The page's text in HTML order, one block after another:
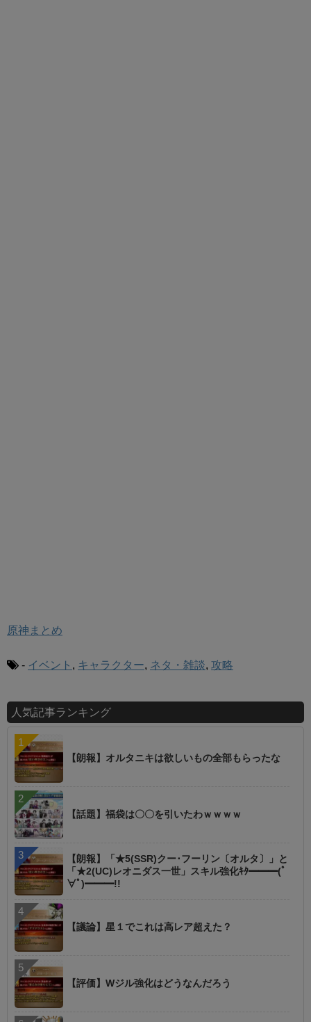
原神まとめ
- イベント , キャラクター, ネタ・雑談, 攻略
人気記事ランキング
【朗報】オルタニキは欲しいもの全部もらったな
【話題】福袋は〇〇を引いたわｗｗｗｗ
【朗報】「★5(SSR)クー･フーリン〔オルタ〕」と
「★2(UC)レオニダス一世」スキル強化ｷﾀ━━━(ﾟ
∀ﾟ)━━━!!
【議論】星１でこれは高レア超えた？
【評価】Wジル強化はどうなんだろう